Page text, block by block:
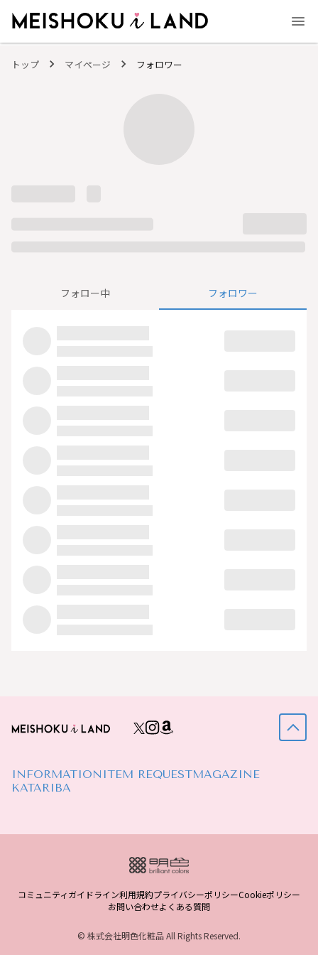
トップ マイページ フォロワー
フォロー中 フォロワー
INFORMATION ITEM REQUESTMAGAZINE
KATARIBA
コミュニティガイドライン利用規約プライバシーポリシーCookieポリシー
お問い合わせよくある質問
© 株式会社明色化粧品 All Rights Reserved.